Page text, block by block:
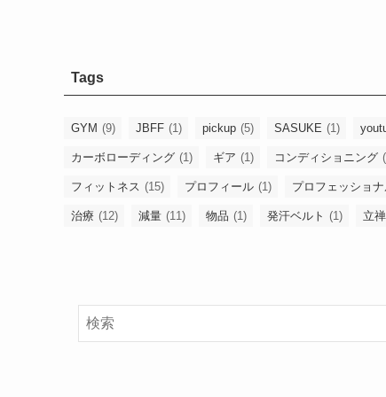
Tags
GYM (9) JBFF (1) pickup (5) SASUKE (1)
カーボローディング (1) ギア (1) コンディショニング
フィットネス (15) プロフィール (1) プロフェッショ
治療 (12) 減量 (11) 物品 (1) 発汗ベルト (1) 立禅